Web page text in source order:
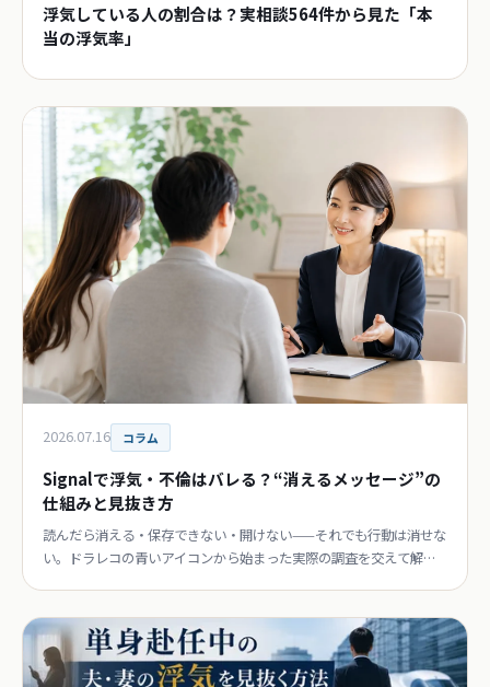
浮気している人の割合は？実相談564件から見た「本
当の浮気率」
2026.07.16 コラム
Signalで浮気・不倫はバレる？“消えるメッセージ”の
仕組みと見抜き方
読んだら消える・保存できない・開けない——それでも行動は消せな
い。ドラレコの青いアイコンから始まった実際の調査を交えて解